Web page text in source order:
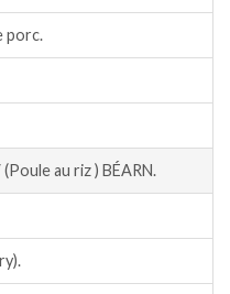
porc.
au riz ) BÉARN.